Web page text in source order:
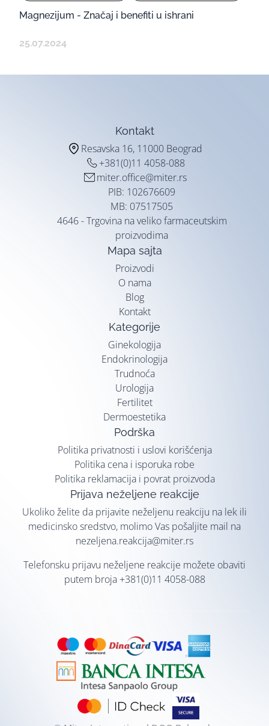
Magnezijum - Značaj i benefiti u ishrani
25.07.2024
Kontakt
Resavska 16, 11000 Beograd
+381(0)11 4058-088
miter.office@miter.rs
PIB: 102676609
MB: 07517505
4646 - Trgovina na veliko farmaceutskim
proizvodima
Mapa sajta
Proizvodi
O nama
Blog
Kontakt
Kategorije
Ginekologija
Endokrinologija
Trudnoća
Urologija
Fertilitet
Dermoestetika
Podrška
Politika privatnosti i uslovi korišćenja
Politika cena i isporuka robe
Politika reklamacija i povrat proizvoda
Prijava neželjene reakcije
Ukoliko želite da prijavite neželjenu reakciju na lek ili
medicinsko sredstvo, molimo Vas pošaljite mail na
nezeljena.reakcija@miter.rs
Telefonsku prijavu neželjene reakcije možete obaviti
putem broja +381(0)11 4058-088